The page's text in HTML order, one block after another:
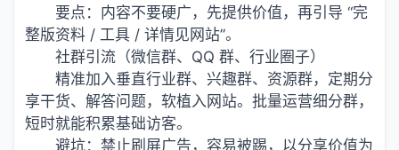
要点：内容不要硬广，先提供价值，再引导 “完
整版资料 / 工具 / 详情见网站”。
社群引流（微信群、QQ 群、行业圈子）
精准加入垂直行业群、兴趣群、资源群，定期分
享干货、解答问题，软植入网站。批量运营细分群，
短时就能积累基础访客。
避坑：禁止刷屏广告，容易被踢，以分享价值为